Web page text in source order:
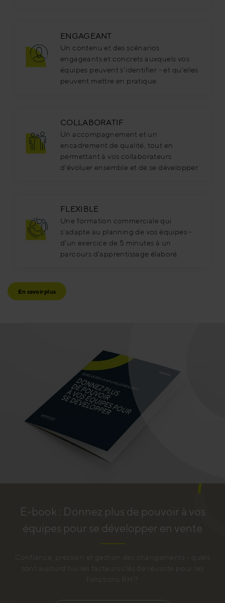
ENGAGEANT
Un contenu et des scénarios
engageants et concrets auxquels vos
équipes peuvent s'identifier - et qu'elles
peuvent mettre en pratique.
COLLABORATIF
Un accompagnement et un
encadrement de qualité, tout en
permettant à vos collaborateurs
d'évoluer ensemble et de se développer.
FLEXIBLE
Une formation commerciale qui
s'adapte au planning de vos équipes -
d'un exercice de 5 minutes à un
parcours d'apprentissage élaboré.
En savoir plus
E-book : Donnez plus de pouvoir à vos
équipes pour se développer en vente
Confiance, pression et gestion des changements - quels
sont aujourd'hui les facteurs clés de réussite pour les
fonctions RH ?